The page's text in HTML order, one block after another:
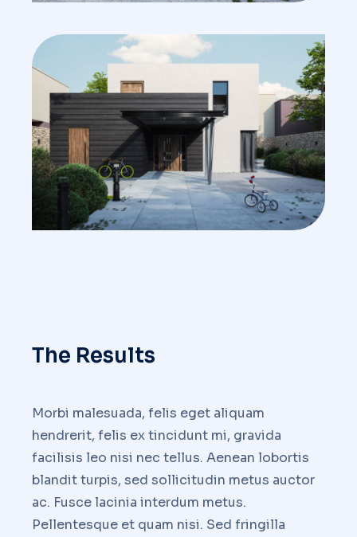
The Results
Morbi malesuada, felis eget aliquam
hendrerit, felis ex tincidunt mi, gravida
facilisis leo nisi nec tellus. Aenean lobortis
blandit turpis, sed sollicitudin metus auctor
ac. Fusce lacinia interdum metus.
Pellentesque et quam nisi. Sed fringilla